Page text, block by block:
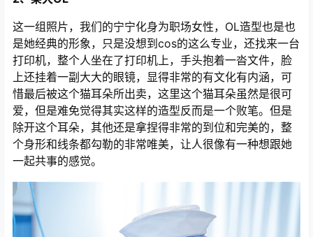
这一组照片，我们的宁宁化身为职场女性，OL造型也是也
是她经典的形象，只是没想到cos的这么专业，还找来一台
打印机，整个人坐在了打印机上，手头抱着一沓文件，脸
上还挂着一副大大的眼镜，显得非常的有文化有内涵，可
惜最后被这个猫耳朵所出卖，这里这个猫耳朵虽然是很可
爱，但是难免觉得其实这样的造型反而是一个败笔。但是
除开这个耳朵，其他还是拿捏得非常的到位和完美的，整
个身形和线条都勾勒的非常唯美，让人很像有一种想跟她
一起共事的感觉。